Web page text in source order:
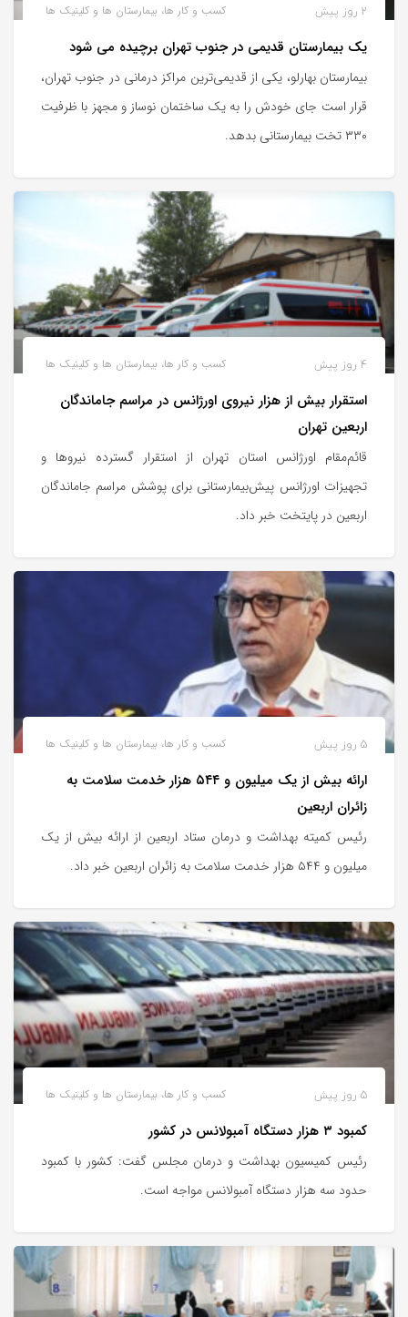
کسب و کار ها، بیمارستان ها و کلینیک ها 2 روز پیش
یک بیمارستان قدیمی در جنوب تهران برچیده می شود
بیمارستان بهارلو، یکی از قدیمی‌ترین مراکز درمانی در جنوب تهران،
قرار است جای خودش را به یک ساختمان نوساز و مجهز با ظرفیت
۳۳۰ تخت بیمارستانی بدهد.
کسب و کار ها، بیمارستان ها و کلینیک ها 4 روز پیش
استقرار بیش از هزار نیروی اورژانس در مراسم جاماندگان
اربعین تهران
قائم‌مقام اورژانس استان تهران از استقرار گسترده نیروها و
تجهیزات اورژانس پیش‌بیمارستانی برای پوشش مراسم جاماندگان
اربعین در پایتخت خبر داد.
کسب و کار ها، بیمارستان ها و کلینیک ها 5 روز پیش
ارائه بیش از یک میلیون و ۵۴۴ هزار خدمت سلامت به
زائران اربعین
رئیس کمیته بهداشت و درمان ستاد اربعین از ارائه بیش از یک
میلیون و ۵۴۴ هزار خدمت سلامت به زائران اربعین خبر داد.
کسب و کار ها، بیمارستان ها و کلینیک ها 5 روز پیش
کمبود ۳ هزار دستگاه آمبولانس در کشور
رئیس کمیسیون بهداشت و درمان مجلس گفت: کشور با کمبود
حدود سه هزار دستگاه آمبولانس مواجه است.